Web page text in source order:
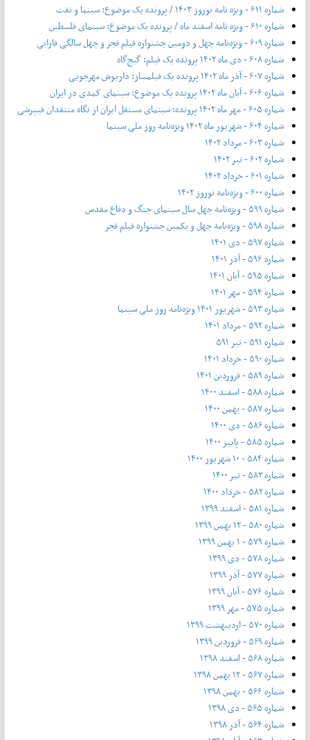
شماره ۶۱۱ - ویژه نامه نوروز ۱۴۰۳ / پرونده یک موضوع: سینما و نفت
شماره ۶۱۰ - ویژه نامه اسفند ماه / پرونده یک موضوع: سینمای فلسطین
شماره ۶۰۹ - ویژه‌نامه چهل و دومین جشنواره فیلم فجر و چهل سالگی فارابی
شماره ۶۰۸ - دی ماه ۱۴۰۲ پرونده یک فیلم: گیج‌گاه
شماره ۶۰۷ - آذر ماه ۱۴۰۲ پرونده یک فیلمساز: داریوش مهرجویی
شماره ۶۰۶ - آبان ماه ۱۴۰۲ پرونده یک موضوع: سینمای کمدی در ایران
شماره ۶۰۵ - مهر ماه ۱۴۰۲ پرونده: سینمای مستقل ایران از نگاه منتقدان فیپرشی
شماره ۶۰۴ - شهریور ماه ۱۴۰۲ ویژه‌نامه روز ملی سینما
شماره ۶۰۳ - مرداد ۱۴۰۲
شماره ۶۰۲ - تیر ۱۴۰۲
شماره ۶۰۱ - خرداد ۱۴۰۲
شماره ۶۰۰ - ویژه‌نامه نوروز ۱۴۰۲
شماره ۵۹۹ - ویژه‌نامه چهل سال سینمای جنگ و دفاع مقدس
شماره ۵۹۸ - ویژه‌نامه چهل و یکمین جشنواره فیلم فجر
شماره ۵۹۷ - دی ۱۴۰۱
شماره ۵۹۶ - آذر ۱۴۰۱
شماره ۵۹۵ - آبان ۱۴۰۱
شماره ۵۹۴ - مهر ۱۴۰۱
شماره ۵۹۳ - شهریور ۱۴۰۱ ویژه‌نامه روز ملی سینما
شماره ۵۹۲ - مرداد ۱۴۰۱
شماره ۵۹۱ - تیر ۵۹۱
شماره ۵۹۰ - خرداد ۱۴۰۱
شماره ۵۸۹ - فروردین ۱۴۰۱
شماره ۵۸۸ - اسفند ۱۴۰۰
شماره ۵۸۷ - بهمن ۱۴۰۰
شماره ۵۸۶ - دی ۱۴۰۰
شماره ۵۸۵ - پاییز ۱۴۰۰
شماره ۵۸۴ - ۱۰ شهریور ۱۴۰۰
شماره ۵۸۳ - تیر ۱۴۰۰
شماره ۵۸۲ - خرداد ۱۴۰۰
شماره ۵۸۱ - اسفند ۱۳۹۹
شماره ۵۸۰ - ۱۲ بهمن ۱۳۹۹
شماره ۵۷۹ - ۱ بهمن ۱۳۹۹
شماره ۵۷۸ - دی ۱۳۹۹
شماره ۵۷۷ - آذر ۱۳۹۹
شماره ۵۷۶ - آبان ۱۳۹۹
شماره ۵۷۵ - مهر ۱۳۹۹
شماره ۵۷۰ - اردیبهشت ۱۳۹۹
شماره ۵۶۹ - فروردین ۱۳۹۹
شماره ۵۶۸ - اسفند ۱۳۹۸
شماره ۵۶۷ - ۱۲ بهمن ۱۳۹۸
شماره ۵۶۶ - بهمن ۱۳۹۸
شماره ۵۶۵ - دی ۱۳۹۸
شماره ۵۶۴ - آذر ۱۳۹۸